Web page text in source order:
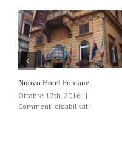
Nuovo Hotel Fontane
Ottobre 17th, 2016
|
Commenti disabilitati